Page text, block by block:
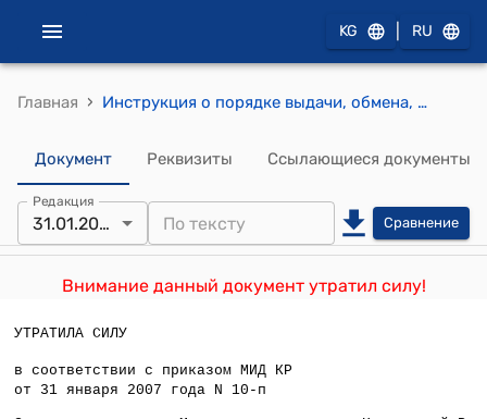
KG RU
Главная › Инструкция о порядке выдачи, обмена, восстановления, учета и хранения свидетельств о регистрации ходатайства о предоставлении статуса беженца (Утверждена приказом Министерства иностранных дел Кыргызской Республики от 18 декабря 2002 года № 108-п)
Документ Реквизиты Ссылающиеся документы
Редакция
31.01.2007 Сравнение
Внимание данный документ утратил силу!